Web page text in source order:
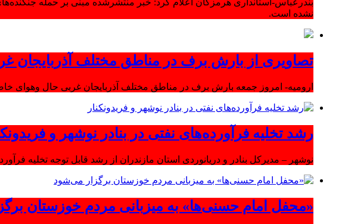
بندرعباس-استانداری هرمزگان اعلام کرد: خبر منتشرشده مبنی بر حمله
نشده است.
تصاویری از بارش برف در مناطق مختلف آذربایجان
ارومیه- امروز جمعه بارش برف در مناطق مختلف آذربایجان غربی حال وهوای
رشد تخلیه فرآورده‌های نفتی در بنادر نوشهر و
نوشهر – مدیرکل بنادر و دریانوردی استان مازندران از رشد قابل توجه تخلیه
«محفل امام حسنی‌ها» به میزبانی مردم خوزستان